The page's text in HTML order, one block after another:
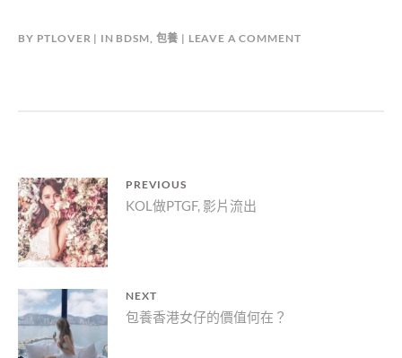
BY PTLOVER IN BDSM 包養 LEAVE A COMMENT
文
章
導
覽
PREVIOUS
Previous
post:
KOL做PTGF, 影片流出
NEXT
Next
post:
包養香港女仔的價值何在？